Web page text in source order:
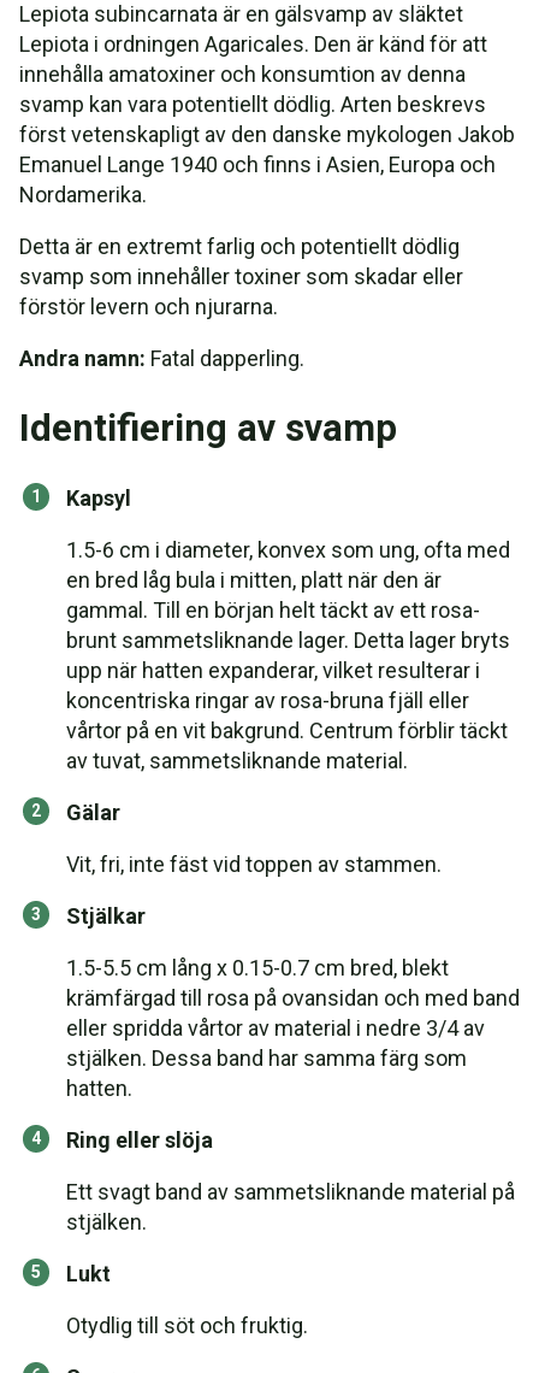
Lepiota subincarnata är en gälsvamp av släktet
Lepiota i ordningen Agaricales. Den är känd för att
innehålla amatoxiner och konsumtion av denna
svamp kan vara potentiellt dödlig. Arten beskrevs
först vetenskapligt av den danske mykologen Jakob
Emanuel Lange 1940 och finns i Asien, Europa och
Nordamerika.
Detta är en extremt farlig och potentiellt dödlig
svamp som innehåller toxiner som skadar eller
förstör levern och njurarna.
Andra namn: Fatal dapperling.
Identifiering av svamp
Kapsyl
1.5-6 cm i diameter, konvex som ung, ofta med
en bred låg bula i mitten, platt när den är
gammal. Till en början helt täckt av ett rosa-
brunt sammetsliknande lager. Detta lager bryts
upp när hatten expanderar, vilket resulterar i
koncentriska ringar av rosa-bruna fjäll eller
vårtor på en vit bakgrund. Centrum förblir täckt
av tuvat, sammetsliknande material.
Gälar
Vit, fri, inte fäst vid toppen av stammen.
Stjälkar
1.5-5.5 cm lång x 0.15-0.7 cm bred, blekt
krämfärgad till rosa på ovansidan och med band
eller spridda vårtor av material i nedre 3/4 av
stjälken. Dessa band har samma färg som
hatten.
Ring eller slöja
Ett svagt band av sammetsliknande material på
stjälken.
Lukt
Otydlig till söt och fruktig.